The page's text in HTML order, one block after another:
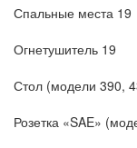
Спальные места 19
Огнетушитель 19
Стол (модели 390,
Розетка «SAE»